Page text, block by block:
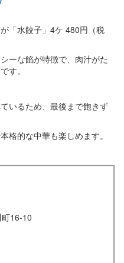
「水餃子」4ケ 480円（税
ーな餡が特徴で、肉汁がた
す。
いるため、最後まで飽きず
格的な中華も楽しめます。
16-10